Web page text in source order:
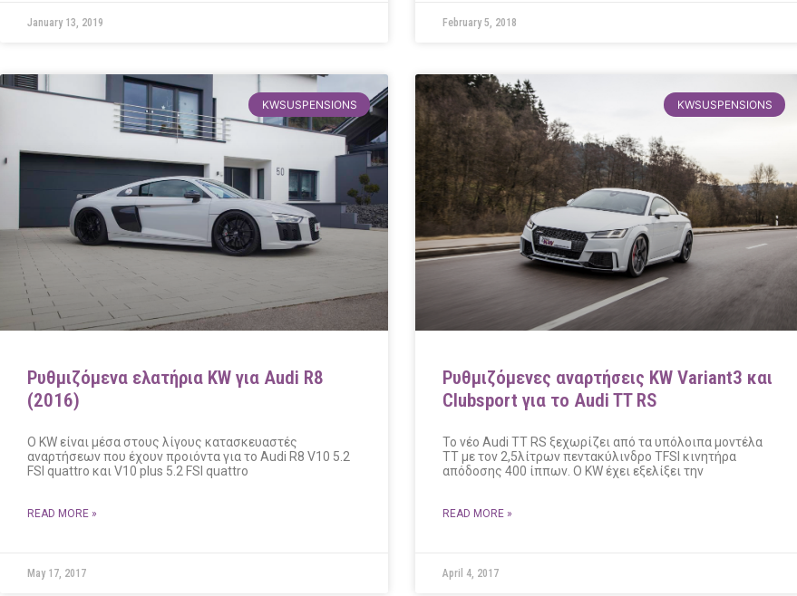
January 13, 2019 February 5, 2018
KWSUSPENSIONS
Ρυθμιζόμενα ελατήρια KW για Audi R8
(2016)
O KW είναι μέσα στους λίγους κατασκευαστές
αναρτήσεων που έχουν προιόντα για το Audi R8 V10 5.2
FSI quattro και V10 plus 5.2 FSI quattro
READ MORE »
May 17, 2017
KWSUSPENSIONS
Ρυθμιζόμενες αναρτήσεις KW Variant3 και
Clubsport για το Audi TT RS
Το νέο Audi TT RS ξεχωρίζει από τα υπόλοιπα μοντέλα
ΤΤ με τον 2,5λίτρων πεντακύλινδρο TFSI κινητήρα
απόδοσης 400 ίππων. Ο KW έχει εξελίξει την
READ MORE »
April 4, 2017